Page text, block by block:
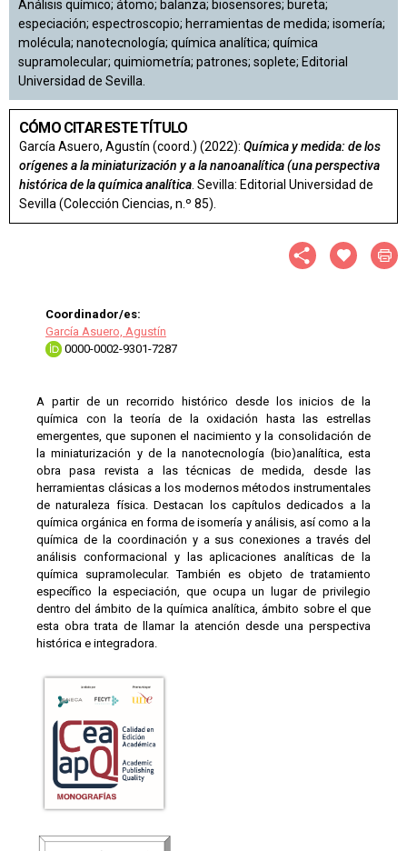
Análisis químico; átomo; balanza; biosensores; bureta;
especiación; espectroscopio; herramientas de medida; isomería;
molécula; nanotecnología; química analítica; química
supramolecular; quimiometría; patrones; soplete; Editorial
Universidad de Sevilla.
CÓMO CITAR ESTE TÍTULO
García Asuero, Agustín (coord.) (2022): Química y medida: de los
orígenes a la miniaturización y a la nanoanalítica (una perspectiva
histórica de la química analítica. Sevilla: Editorial Universidad de
Sevilla (Colección Ciencias, n.º 85).
Coordinador/es:
García Asuero, Agustín
0000-0002-9301-7287
A partir de un recorrido histórico desde los inicios de la
química con la teoría de la oxidación hasta las estrellas
emergentes, que suponen el nacimiento y la consolidación de
la miniaturización y de la nanotecnología (bio)analítica, esta
obra pasa revista a las técnicas de medida, desde las
herramientas clásicas a los modernos métodos instrumentales
de naturaleza física. Destacan los capítulos dedicados a la
química orgánica en forma de isomería y análisis, así como a la
química de la coordinación y a sus conexiones a través del
análisis conformacional y las aplicaciones analíticas de la
química supramolecular. También es objeto de tratamiento
específico la especiación, que ocupa un lugar de privilegio
dentro del ámbito de la química analítica, ámbito sobre el que
esta obra trata de llamar la atención desde una perspectiva
histórica e integradora.